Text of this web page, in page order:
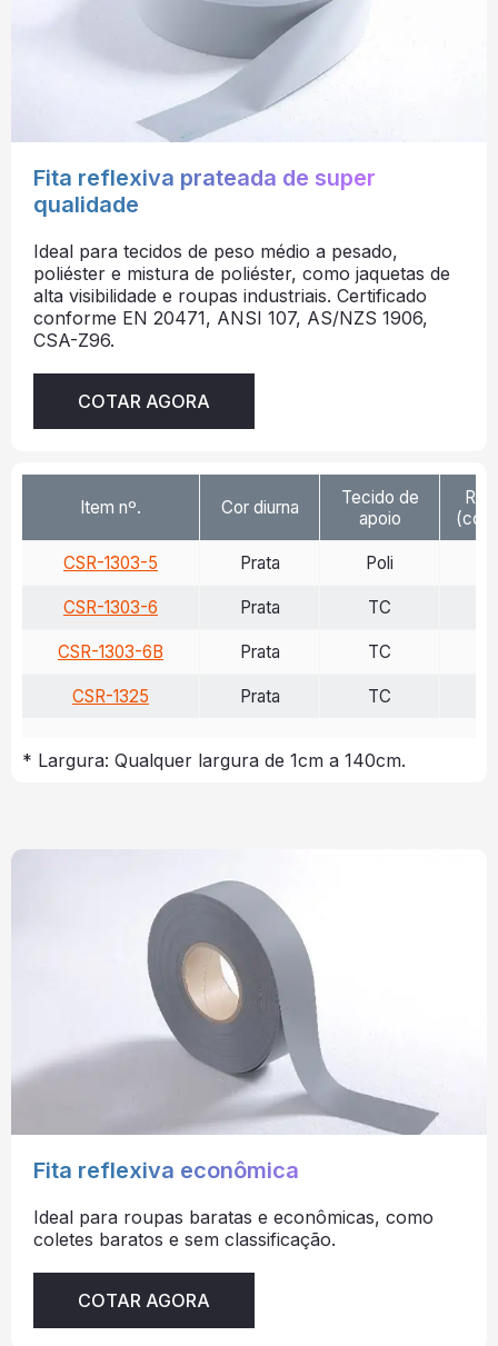
Fita reflexiva prateada de super
qualidade
Ideal para tecidos de peso médio a pesado,
poliéster e mistura de poliéster, como jaquetas de
alta visibilidade e roupas industriais. Certificado
conforme EN 20471, ANSI 107, AS/NZS 1906,
CSA-Z96.
COTAR AGORA
Item nº.
CSR-1303-5
CSR-1303-6
CSR-1303-6B
CSR-1325
Cor diurna
Prata
Prata
Prata
Prata
Tecido de
apoio
Poli
TC
TC
TC
(cd/
* Largura: Qualquer largura de 1cm a 140cm.
Fita reflexiva econômica
Ideal para roupas baratas e econômicas, como
coletes baratos e sem classificação.
COTAR AGORA